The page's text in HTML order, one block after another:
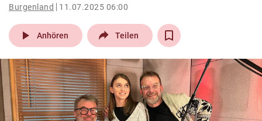
pin_drop
Wien arrow_right
bookmark
search
Suchbegriff
eingeben
Burgenland 11.07.2025 06:00
play_arrow Anhören Teilen